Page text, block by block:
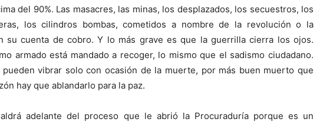
del 90%. Las masacres, las minas, los desplazados, los secuestros, los
los cilindros bombas, cometidos a nombre de la revolución o la
su cuenta de cobro. Y lo más grave es que la guerrilla cierra los ojos.
armado está mandado a recoger, lo mismo que el sadismo ciudadano.
pueden vibrar solo con ocasión de la muerte, por más buen muerto que
hay que ablandarlo para la paz.
adelante del proceso que le abrió la Procuraduría porque es un